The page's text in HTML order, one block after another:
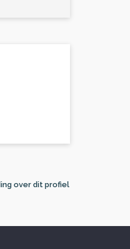
over dit profiel